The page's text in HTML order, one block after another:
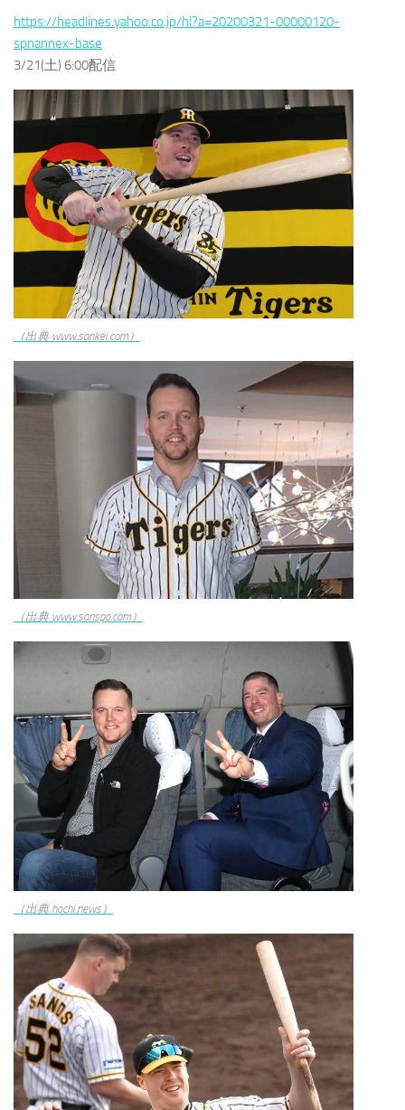
https://headlines.yahoo.co.jp/hl?a=20200321-00000120-
spnannex-base
3/21(土) 6:00配信
（出典 www.sankei.com）
（出典 www.sanspo.com）
（出典 hochi.news）